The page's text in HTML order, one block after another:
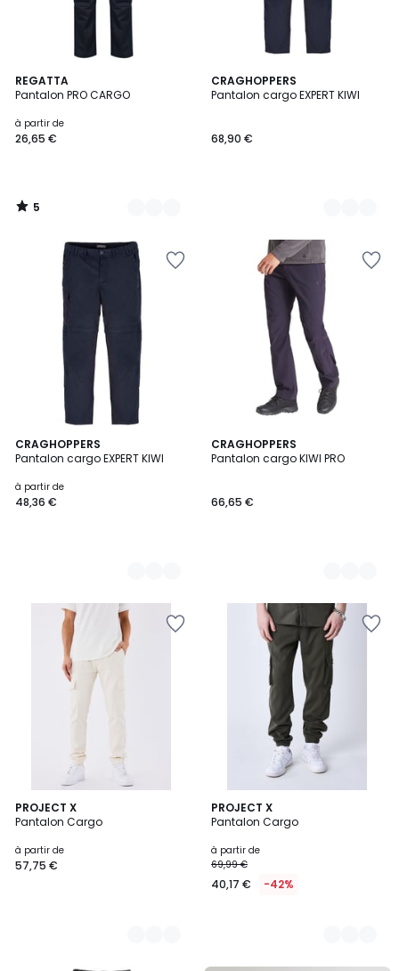
REGATTA
Pantalon PRO CARGO
à partir de
26,65 €
5
/
2
Couleurs
5
/
CRAGHOPPERS
Pantalon cargo EXPERT KIWI
68,90 €
2
Couleurs
CRAGHOPPERS
Pantalon cargo EXPERT KIWI
à partir de
48,36 €
2
Couleurs
CRAGHOPPERS
Pantalon cargo KIWI PRO
66,65 €
2
Couleurs
PROJECT X
Pantalon Cargo
à partir de
57,75 €
2
Couleurs
PROJECT X
Pantalon Cargo
à partir de
69,99 €
40,17 € -42%
2
Couleurs